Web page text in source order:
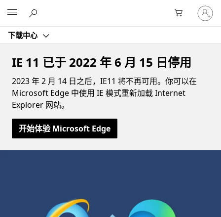
下载中心
请
登
录
IE 11 已于 2022 年 6 月 15 日停用
2023 年 2 月 14 日之后，IE11 将不再可用。你可以在
Microsoft Edge 中使用 IE 模式重新加载 Internet
Explorer 网站。
开始体验 Microsoft Edge